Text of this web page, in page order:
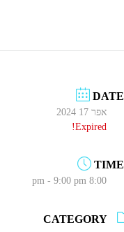
DATE
אפר 17 2024
Expired!
TIME
8:00 pm - 9:00 pm
CATEGORY